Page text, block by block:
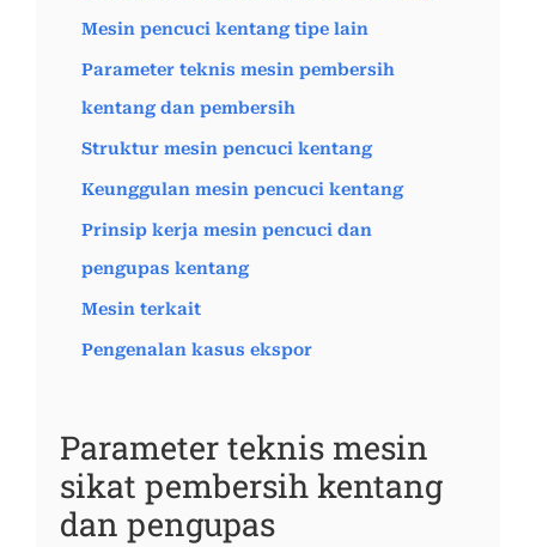
Mesin pencuci kentang tipe lain
Parameter teknis mesin pembersih
kentang dan pembersih
Struktur mesin pencuci kentang
Keunggulan mesin pencuci kentang
Prinsip kerja mesin pencuci dan
pengupas kentang
Mesin terkait
Pengenalan kasus ekspor
Parameter teknis mesin
sikat pembersih kentang
dan pengupas